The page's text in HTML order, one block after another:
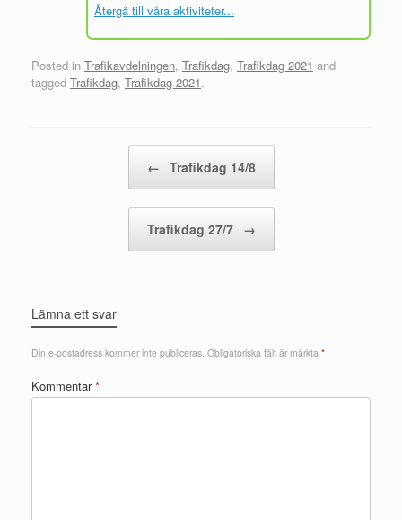
Återgå till våra aktiviteter...
Posted in Trafikavdelningen, Trafikdag, Trafikdag 2021 and
tagged Trafikdag, Trafikdag 2021.
← Trafikdag 14/8
Trafikdag 27/7 →
Lämna ett svar
Din e-postadress kommer inte publiceras. Obligatoriska fält är märkta *
Kommentar*